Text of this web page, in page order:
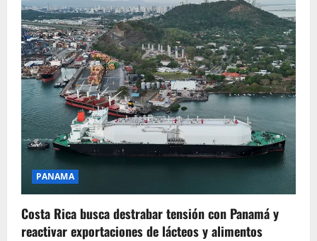
PANAMA
Costa Rica busca destrabar tensión con Panamá y
reactivar exportaciones de lácteos y alimentos